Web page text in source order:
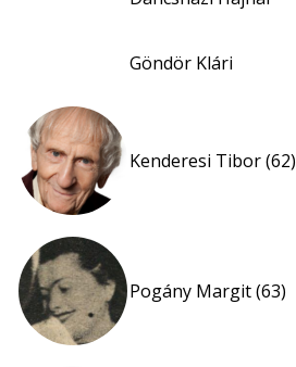
Göndör Klári
Kenderesi Tibor (62)
Pogány Margit (63)